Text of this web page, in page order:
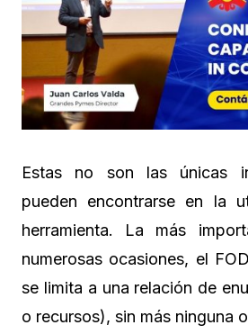
Estas no son las únicas
pueden encontrarse en la
herramienta. La más
numerosas ocasiones, el
se limita a una relación de
o recursos), sin más ninguna